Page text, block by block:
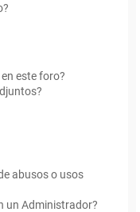
este foro?
abusos o usos
un Administrador?